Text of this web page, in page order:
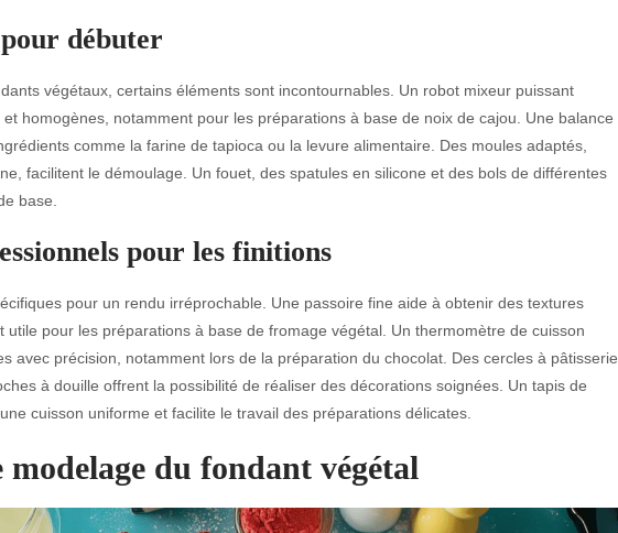
débuter
végétaux, certains éléments sont incontournables. Un robot mixeur puissant
et homogènes, notamment pour les préparations à base de noix de cajou. Une balance
comme la farine de tapioca ou la levure alimentaire. Des moules adaptés,
facilitent le démoulage. Un fouet, des spatules en silicone et des bols de différentes
base.
pour les finitions
pour un rendu irréprochable. Une passoire fine aide à obtenir des textures
utile pour les préparations à base de fromage végétal. Un thermomètre de cuisson
avec précision, notamment lors de la préparation du chocolat. Des cercles à pâtisserie,
à douille offrent la possibilité de réaliser des décorations soignées. Un tapis de
cuisson uniforme et facilite le travail des préparations délicates.
modelage du fondant végétal